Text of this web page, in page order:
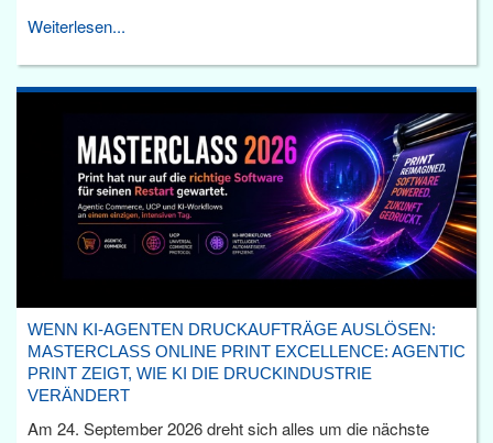
Weiterlesen...
WENN KI-AGENTEN DRUCKAUFTRÄGE AUSLÖSEN:
MASTERCLASS ONLINE PRINT EXCELLENCE: AGENTIC
PRINT ZEIGT, WIE KI DIE DRUCKINDUSTRIE
VERÄNDERT
Am 24. September 2026 dreht sich alles um die nächste